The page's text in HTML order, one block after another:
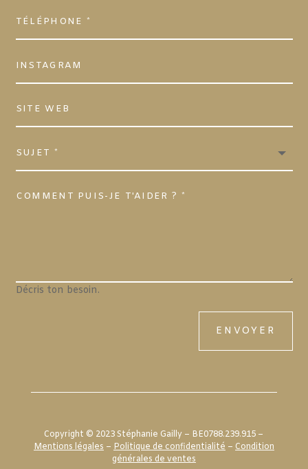
Décris ton besoin.
ENVOYER
Copyright © 2023 Stéphanie Gailly – BE0788.239.915 –
Mentions légales – Politique de confidentialité – Condition
générales de ventes